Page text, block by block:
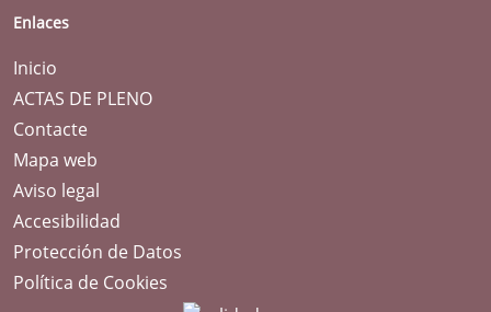
Enlaces
Inicio
ACTAS DE PLENO
Contacte
Mapa web
Aviso legal
Accesibilidad
Protección de Datos
Política de Cookies